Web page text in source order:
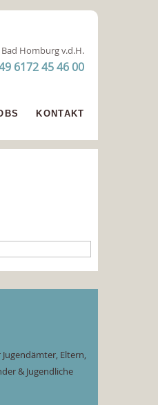
Homburg v.d.H.
6172 45 46 00
KONTAKT
Eltern,
& Jugendliche